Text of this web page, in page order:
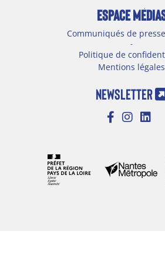
ESPACE
Communiqués de
-
Politique de
Mentions légales
NEWSLETTER